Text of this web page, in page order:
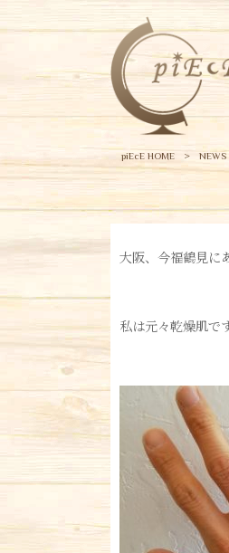
piEcE HOME > NEWS
大阪、今福鶴見に
私は元々乾燥肌です